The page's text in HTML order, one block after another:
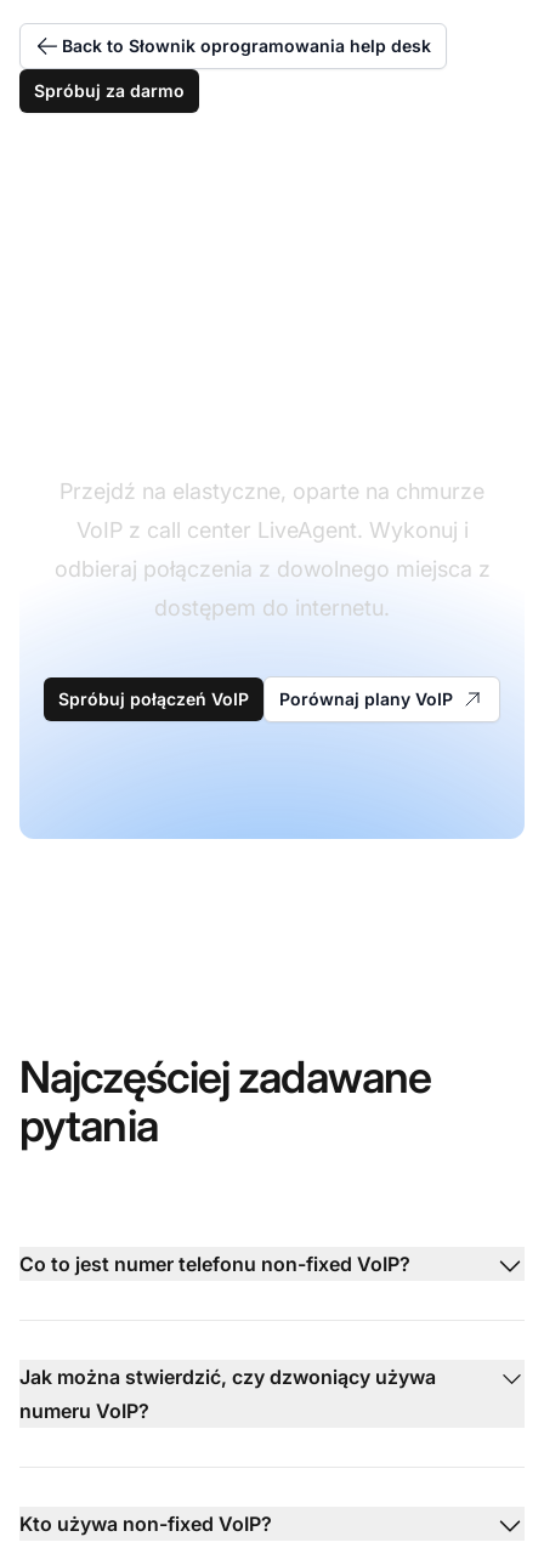
Back to Słownik oprogramowania help desk
Spróbuj za darmo
Przejdź na elastyczne, oparte na chmurze
VoIP z call center LiveAgent. Wykonuj i
odbieraj połączenia z dowolnego miejsca z
dostępem do internetu.
Spróbuj połączeń VoIP Porównaj plany VoIP
Najczęściej zadawane
pytania
Co to jest numer telefonu non-fixed VoIP?
Jak można stwierdzić, czy dzwoniący używa
numeru VoIP?
Kto używa non-fixed VoIP?